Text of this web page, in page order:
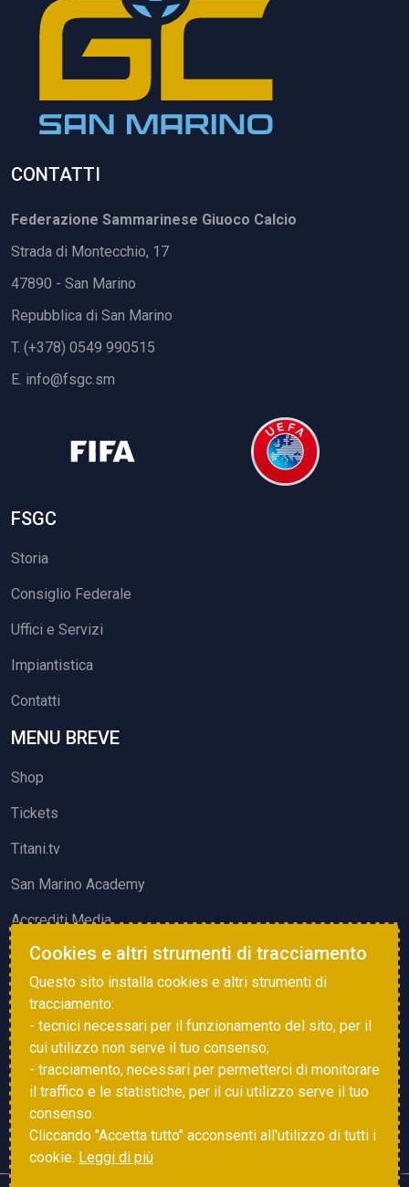
CONTATTI
Federazione Sammarinese Giuoco Calcio
Strada di Montecchio, 17
47890 - San Marino
Repubblica di San Marino
T. (+378) 0549 990515
E. info@fsgc.sm
FSGC
Storia
Consiglio Federale
Uffici e Servizi
Impiantistica
Contatti
MENU BREVE
Shop
Tickets
Titani.tv
San Marino Academy
Accrediti Media
ATTIVITÀ ED EVENTI
Squadre di Calcio
Associazione Sammarinese Arbitri
Vota gol e parata
Cookies e altri strumenti di tracciamento
Questo sito installa cookies e altri strumenti di
tracciamento:
- tecnici necessari per il funzionamento del sito, per il
cui utilizzo non serve il tuo consenso;
- tracciamento, necessari per permetterci di monitorare
il traffico e le statistiche, per il cui utilizzo serve il tuo
consenso.
Cliccando "Accetta tutto" acconsenti all'utilizzo di tutti i
cookie. Leggi di più